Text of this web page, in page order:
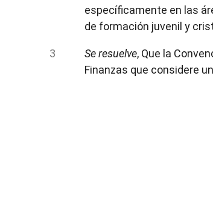
específicamente en las
de formación juvenil y
Se resuelve, Que la
Finanzas que considere